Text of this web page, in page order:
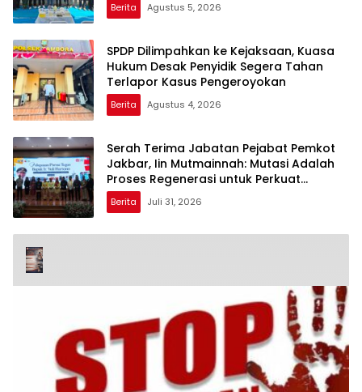
Berita Agustus 5, 2026
SPDP Dilimpahkan ke Kejaksaan, Kuasa
Hukum Desak Penyidik Segera Tahan
Terlapor Kasus Pengeroyokan
Berita Agustus 4, 2026
Serah Terima Jabatan Pejabat Pemkot
Jakbar, Iin Mutmainnah: Mutasi Adalah
Proses Regenerasi untuk Perkuat
Pelayanan Publik
Berita Juli 31, 2026